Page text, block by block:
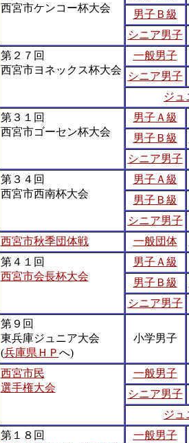
西宮市ケンコー杯大会
男子Ｂ級
シニア男子
第２７回
西宮市ヨネックス杯大会
一般男子
シニア男子
ジュ
第３１回
西宮市ゴーセン杯大会
男子Ａ級
男子Ｂ級
シニア男子
第３４回
西宮市西南杯大会
男子Ａ級
男子Ｂ級
シニア男子
西宮市秋季団体戦 一般団体
第４１回
西宮市会長杯大会
男子Ａ級
男子Ｂ級
シニア男子
第９回
東兵庫ジュニア大会
(兵庫県ＨＰ へ)
小学男子
西宮市民
選手権大会
一般男子
シニア男子
ジュ
第１８回
一般男子